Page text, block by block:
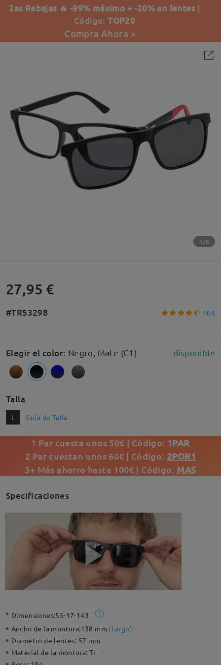
2as Rebajas 🔥 -99% máximo + -20% en lentes |
Código:TOP20
Compra Ahora >
1/6
27,95 €
#TR53298 104
Elegir el color: Negro, Mate (C1) disponible
Talla
L Guía de Talla
1 Par cuesta unos 50€ | Código: 1PAR
2 Par cuestan unos 60€ | Código: 2POR1
3+ Más ahorro hasta 100€ | Código: MAS
Specificaciones
Dimensiones:55-17-143
Ancho de la montura:138 mm (Largo)
Diametro de lentes: 57 mm
Material de la montura:Tr